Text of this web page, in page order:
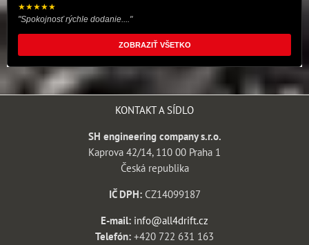
★★★★★
"Spokojnosť rýchle dodanie...."
ZOBRAZIŤ VŠETKO
KONTAKT A SÍDLO
SH engineering company s.r.o.
Kaprova 42/14, 110 00 Praha 1
Česká republika
IČ DPH:CZ14099187
E-mail: info@all4drift.cz
Telefón: +420 722 631 163